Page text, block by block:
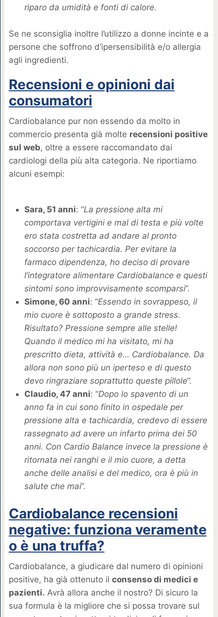
riparo da umidità e fonti di calore.
Se ne sconsiglia inoltre l’utilizzo a donne incinte e a
persone che soffrono d’ipersensibilità e/o allergia
agli ingredienti.
Recensioni e opinioni dai
consumatori
Cardiobalance pur non essendo da molto in
commercio presenta già molte recensioni positive
sul web, oltre a essere raccomandato dai
cardiologi della più alta categoria. Ne riportiamo
alcuni esempi:
Sara, 51 anni: “La pressione alta mi
comportava vertigini e mal di testa e più volte
ero stata costretta ad andare al pronto
soccorso per tachicardia. Per evitare la
farmaco dipendenza, ho deciso di provare
l’integratore alimentare Cardiobalance e questi
sintomi sono improvvisamente scomparsi”.
Simone, 60 anni: “Essendo in sovrappeso, il
mio cuore è sottoposto a grande stress.
Risultato? Pressione sempre alle stelle!
Quando il medico mi ha visitato, mi ha
prescritto dieta, attività e… Cardiobalance. Da
allora non sono più un iperteso e di questo
devo ringraziare soprattutto queste pillole”.
Claudio, 47 anni: “Dopo lo spavento di un
anno fa in cui sono finito in ospedale per
pressione alta e tachicardia, credevo di essere
rassegnato ad avere un infarto prima dei 50
anni. Con Cardio Balance invece la pressione è
ritornata nei ranghi e il mio cuore, a detta
anche delle analisi e del medico, ora è più in
salute che mai”.
Cardiobalance recensioni
negative: funziona veramente
o è una truffa?
Cardiobalance, a giudicare dal numero di opinioni
positive, ha già ottenuto il consenso di medici e
pazienti. Avrà allora anche il nostro? Di sicuro la
sua formula è la migliore che si possa trovare sul